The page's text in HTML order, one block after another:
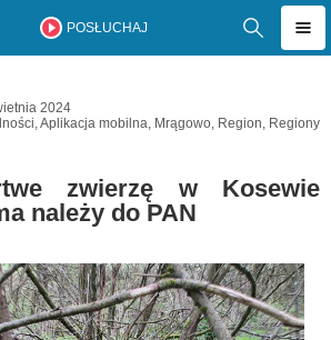
POSŁUCHAJ
2024
,Aplikacja mobilna, Mrągowo, Region, Regiony
zwierzę w Kosewie
należy do PAN